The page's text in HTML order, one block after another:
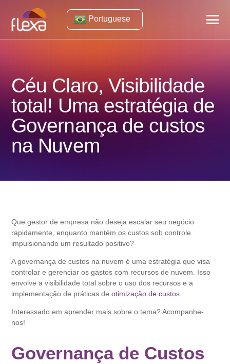
Portuguese
Céu Claro, Visibilidade
total! Uma estratégia de
Governança de custos
na Nuvem
Que gestor de empresa não deseja escalar seu negócio
rapidamente, enquanto mantém os custos sob controle
impulsionando um resultado positivo?
A governança de custos na nuvem é uma estratégia que visa
controlar e gerenciar os gastos com recursos de nuvem. Isso
envolve a visibilidade total sobre o uso dos recursos e a
implementação de práticas deotimização de custos
Interessado em aprender mais sobre o tema? Acompanhe-
nos!
Governança de Custos